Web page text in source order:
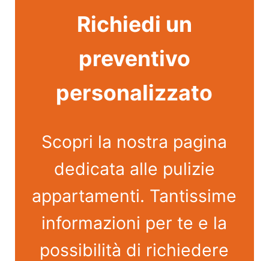
Richiedi un
preventivo
personalizzato
Scopri la nostra pagina
dedicata alle pulizie
appartamenti. Tantissime
informazioni per te e la
possibilità di richiedere